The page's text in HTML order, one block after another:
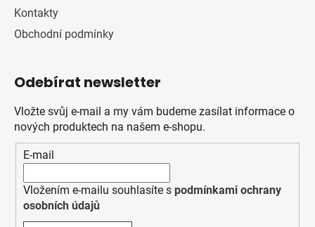
Kontakty
Obchodní podmínky
Odebírat newsletter
Vložte svůj e-mail a my vám budeme zasílat informace o
nových produktech na našem e-shopu.
E-mail
Vložením e-mailu souhlasíte s podmínkami ochrany
osobních údajů